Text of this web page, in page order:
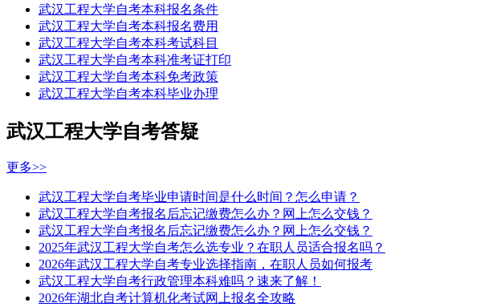
武汉工程大学自考本科报名条件
武汉工程大学自考本科报名费用
武汉工程大学自考本科考试科目
武汉工程大学自考本科准考证打印
武汉工程大学自考本科免考政策
武汉工程大学自考本科毕业办理
武汉工程大学自考答疑
更多>>
武汉工程大学自考毕业申请时间是什么时间？怎么申请？
武汉工程大学自考报名后忘记缴费怎么办？网上怎么交钱？
武汉工程大学自考报名后忘记缴费怎么办？网上怎么交钱？
2025年武汉工程大学自考怎么选专业？在职人员适合报名吗？
2026年武汉工程大学自考专业选择指南，在职人员如何报考
武汉工程大学自考行政管理本科难吗？速来了解！
2026年湖北自考计算机化考试网上报名全攻略